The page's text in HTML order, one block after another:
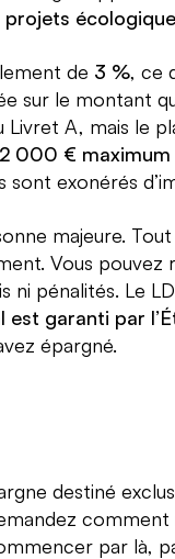
projets
de 3 %, ce
sur le montant
A, mais le
000 €
exonérés
majeure.
Vous pouvez
ni pénalités. Le
est garanti par
épargné.
destiné
par là,